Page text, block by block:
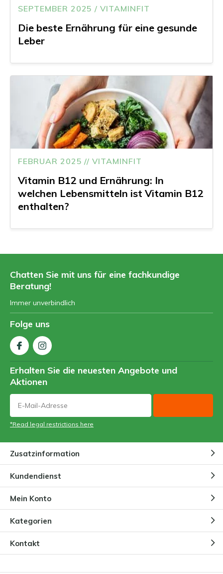
SEPTEMBER 2025 / VITAMINFIT
Die beste Ernährung für eine gesunde
Leber
FEBRUAR 2025 // VITAMINFIT
Vitamin B12 und Ernährung: In
welchen Lebensmitteln ist Vitamin B12
enthalten?
Chatten Sie mit uns für eine fachkundige
Beratung!
Immer unverbindlich
Folge uns
Erhalten Sie die neuesten Angebote und
Aktionen
*Read legal restrictions here
Zusatzinformation
Kundendienst
Mein Konto
Kategorien
Kontakt